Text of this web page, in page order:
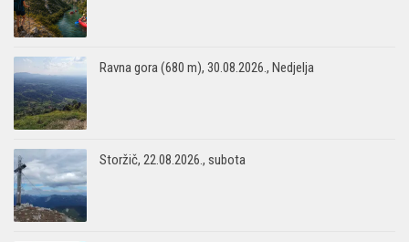
Ravna gora (680 m), 30.08.2026., Nedjelja
Storžič, 22.08.2026., subota